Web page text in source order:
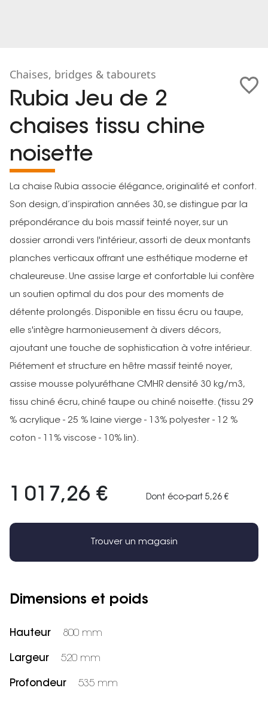
Chaises, bridges & tabourets
Rubia Jeu de 2
chaises tissu chine
noisette
La chaise Rubia associe élégance, originalité et confort.
Son design, d’inspiration années 30, se distingue par la
prépondérance du bois massif teinté noyer, sur un
dossier arrondi vers l'intérieur, assorti de deux montants
planches verticaux offrant une esthétique moderne et
chaleureuse. Une assise large et confortable lui confère
un soutien optimal du dos pour des moments de
détente prolongés. Disponible en tissu écru ou taupe,
elle s'intègre harmonieusement à divers décors,
ajoutant une touche de sophistication à votre intérieur.
Piétement et structure en hêtre massif teinté noyer,
assise mousse polyuréthane CMHR densité 30 kg/m3,
tissu chiné écru, chiné taupe ou chiné noisette. (tissu 29
% acrylique - 25 % laine vierge - 13% polyester - 12 %
coton - 11% viscose - 10% lin).
1 017,26 € Dont éco-part 5,26 €
Trouver un magasin
Dimensions et poids
Hauteur 800 mm
Largeur 520 mm
Profondeur 535 mm